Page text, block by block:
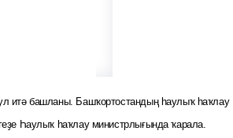
итә башланы. Башҡортостандың һаулыҡ һаҡлау
Һаулыҡ һаҡлау министрлығында ҡарала.